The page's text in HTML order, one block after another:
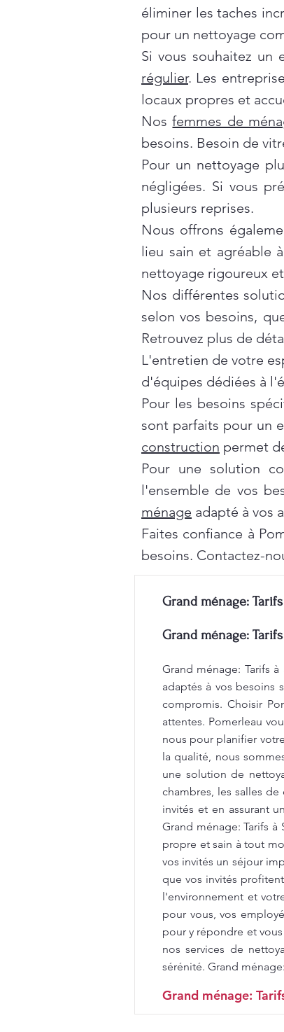
éliminer les taches
pour un nettoyage
Si vous souhaitez un
régulier. Les
locaux propres et
Nosfemmes de
besoins. Besoin de
Pour un nettoyage
négligées. Si vous
plusieurs reprises.
Nous offrons
lieu sain et agréable
nettoyage rigoureux
Nos différentes
selon vos besoins,
Retrouvez plus de
L'entretien de votre
d'équipes dédiées à
Pour les besoins
sont parfaits pour un
construction permet
Pour une solution
l'ensemble de vos
ménage adapté à vos
Faites confiance à
besoins. Contactez-
Grand ménage:
Grand ménage:
Grand ménage: Tarifs
adaptés à vos besoins
compromis. Choisir
attentes. Pomerleau
nous pour planifier
la qualité, nous
une solution de
chambres, les salles
invités et en assurant
Grand ménage: Tarifs
propre et sain à tout
vos invités un séjour
que vos invités
l'environnement et
pour vous, vos
pour y répondre et
nos services de
sérénité. Grand
Grand ménage: